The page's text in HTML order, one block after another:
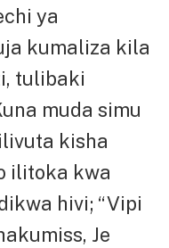
ya
kumaliza kila
tulibaki
muda simu
kisha
ilitoka kwa
hivi; “Vipi
Je